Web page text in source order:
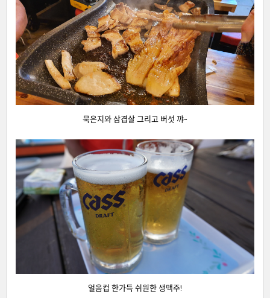
묵은지와 삼겹살 그리고 버섯 꺄~
얼음컵 한가득 쉬원한 생맥주!